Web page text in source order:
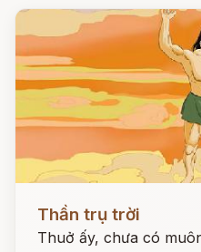
Đọc ngay
Thần trụ trời
Thuở ấy, chưa có